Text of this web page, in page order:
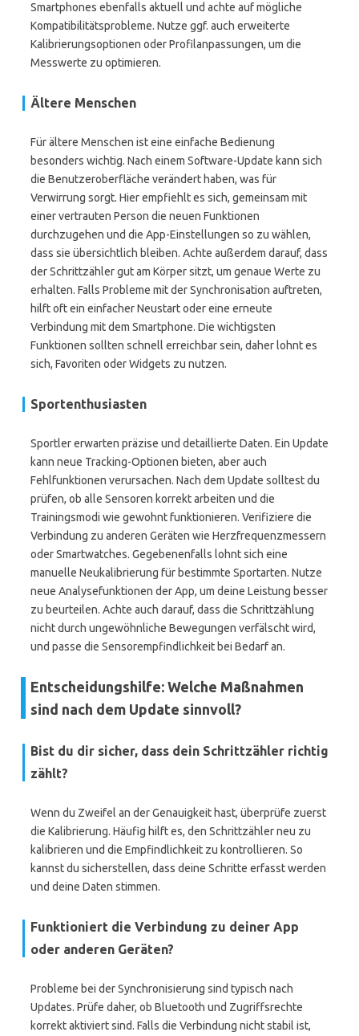
Smartphones ebenfalls aktuell und achte auf mögliche
Kompatibilitätsprobleme. Nutze ggf. auch erweiterte
Kalibrierungsoptionen oder Profilanpassungen, um die
Messwerte zu optimieren.
Ältere Menschen
Für ältere Menschen ist eine einfache Bedienung
besonders wichtig. Nach einem Software-Update kann sich
die Benutzeroberfläche verändert haben, was für
Verwirrung sorgt. Hier empfiehlt es sich, gemeinsam mit
einer vertrauten Person die neuen Funktionen
durchzugehen und die App-Einstellungen so zu wählen,
dass sie übersichtlich bleiben. Achte außerdem darauf, dass
der Schrittzähler gut am Körper sitzt, um genaue Werte zu
erhalten. Falls Probleme mit der Synchronisation auftreten,
hilft oft ein einfacher Neustart oder eine erneute
Verbindung mit dem Smartphone. Die wichtigsten
Funktionen sollten schnell erreichbar sein, daher lohnt es
sich, Favoriten oder Widgets zu nutzen.
Sportenthusiasten
Sportler erwarten präzise und detaillierte Daten. Ein Update
kann neue Tracking-Optionen bieten, aber auch
Fehlfunktionen verursachen. Nach dem Update solltest du
prüfen, ob alle Sensoren korrekt arbeiten und die
Trainingsmodi wie gewohnt funktionieren. Verifiziere die
Verbindung zu anderen Geräten wie Herzfrequenzmessern
oder Smartwatches. Gegebenenfalls lohnt sich eine
manuelle Neukalibrierung für bestimmte Sportarten. Nutze
neue Analysefunktionen der App, um deine Leistung besser
zu beurteilen. Achte auch darauf, dass die Schrittzählung
nicht durch ungewöhnliche Bewegungen verfälscht wird,
und passe die Sensorempfindlichkeit bei Bedarf an.
Entscheidungshilfe: Welche Maßnahmen
sind nach dem Update sinnvoll?
Bist du dir sicher, dass dein Schrittzähler richtig
zählt?
Wenn du Zweifel an der Genauigkeit hast, überprüfe zuerst
die Kalibrierung. Häufig hilft es, den Schrittzähler neu zu
kalibrieren und die Empfindlichkeit zu kontrollieren. So
kannst du sicherstellen, dass deine Schritte erfasst werden
und deine Daten stimmen.
Funktioniert die Verbindung zu deiner App
oder anderen Geräten?
Probleme bei der Synchronisierung sind typisch nach
Updates. Prüfe daher, ob Bluetooth und Zugriffsrechte
korrekt aktiviert sind. Falls die Verbindung nicht stabil ist,